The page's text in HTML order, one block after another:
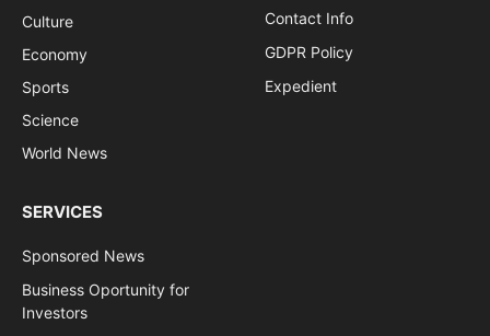
Culture
Economy
Sports
Science
World News
Contact Info
GDPR Policy
Expedient
SERVICES
Sponsored News
Business Oportunity for
Investors